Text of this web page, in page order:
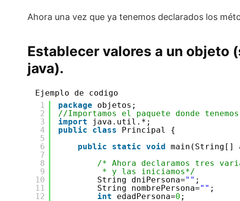
Ahora una vez que ya tenemos declarados los
Establecer valores a un objeto
java).
Ejemplo de codigo
1
2
3
4
5
6
7
8
9
10
11
12
package
objetos;
//Importamos el paquete donde
import
java.util.*;
public
class
Principal {
public
static void main(String[]
/* Ahora declaramos tres
* y las iniciamos*/
String dniPersona="" ;
String nombrePersona="" ;
int
edadPersona=0 ;